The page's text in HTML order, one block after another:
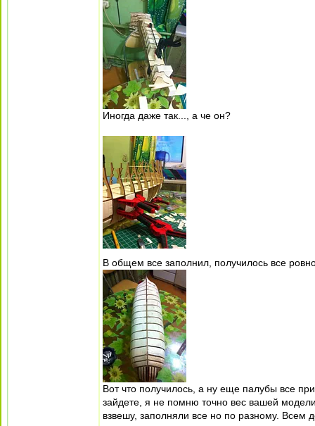
Иногда даже так..., а че он?
В общем все заполнил, получилось все
Вот что получилось, а ну еще палубы все
зайдете, я не помню точно вес вашей
взвешу, заполняли все но по разному. Всем